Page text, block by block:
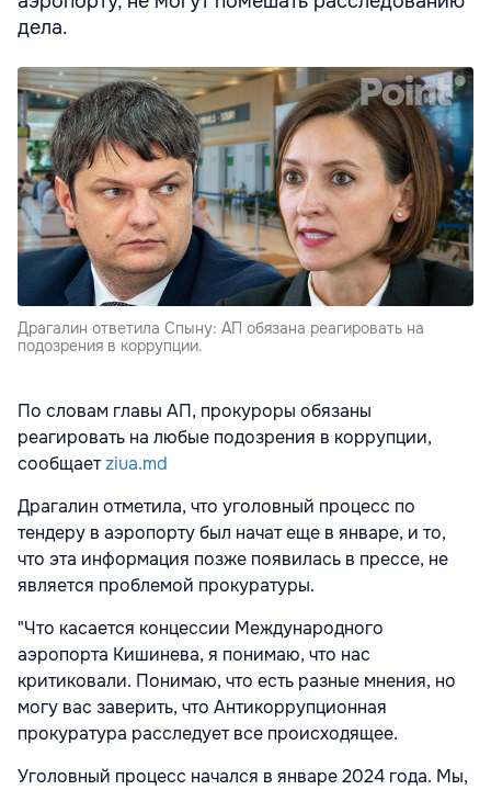
дела.
Драгалин ответила Спыну: АП обязана реагировать на
подозрения в коррупции.
По словам главы АП, прокуроры обязаны
реагировать на любые подозрения в коррупции,
сообщаетziua.md
Драгалин отметила, что уголовный процесс по
тендеру в аэропорту был начат еще в январе, и то,
что эта информация позже появилась в прессе, не
является проблемой прокуратуры.
"Что касается концессии Международного
аэропорта Кишинева, я понимаю, что нас
критиковали. Понимаю, что есть разные мнения, но
могу вас заверить, что Антикоррупционная
прокуратура расследует все происходящее.
Уголовный процесс начался в январе 2024 года. Мы,